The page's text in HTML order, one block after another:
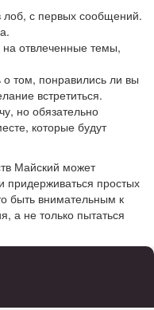
лоб, с первых сообщений.
отвлеченные темы,
о том, понравились ли вы
встретиться.
но обязательно
которые будут
Майский может
придерживаться простых
быть внимательным к
а не только пытаться